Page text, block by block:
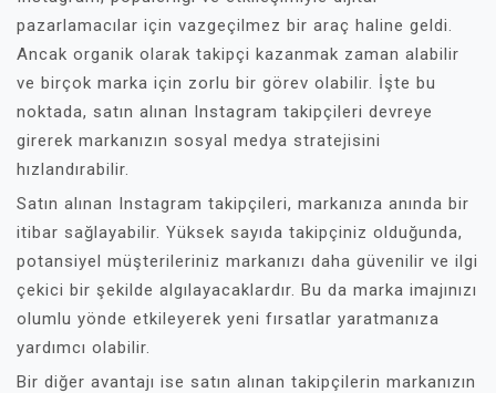
pazarlamacılar için vazgeçilmez bir araç haline geldi.
Ancak organik olarak takipçi kazanmak zaman alabilir
ve birçok marka için zorlu bir görev olabilir. İşte bu
noktada, satın alınan Instagram takipçileri devreye
girerek markanızın sosyal medya stratejisini
hızlandırabilir.
Satın alınan Instagram takipçileri, markanıza anında bir
itibar sağlayabilir. Yüksek sayıda takipçiniz olduğunda,
potansiyel müşterileriniz markanızı daha güvenilir ve ilgi
çekici bir şekilde algılayacaklardır. Bu da marka imajınızı
olumlu yönde etkileyerek yeni fırsatlar yaratmanıza
yardımcı olabilir.
Bir diğer avantajı ise satın alınan takipçilerin markanızın